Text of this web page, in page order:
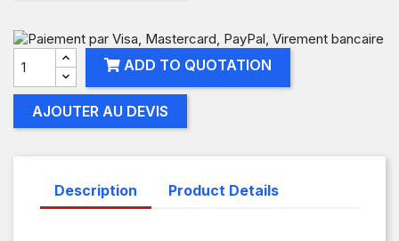
ADD TO QUOTATION
AJOUTER AU DEVIS
Description Product Details